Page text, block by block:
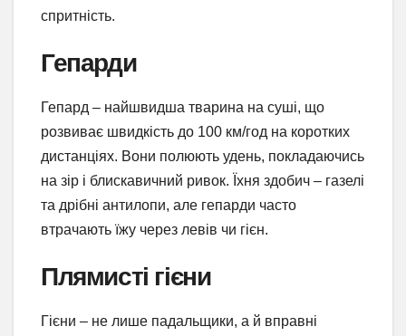
спритність.
Гепарди
Гепард – найшвидша тварина на суші, що
розвиває швидкість до 100 км/год на коротких
дистанціях. Вони полюють удень, покладаючись
на зір і блискавичний ривок. Їхня здобич – газелі
та дрібні антилопи, але гепарди часто
втрачають їжу через левів чи гієн.
Плямисті гієни
Гієни – не лише падальщики, а й вправні